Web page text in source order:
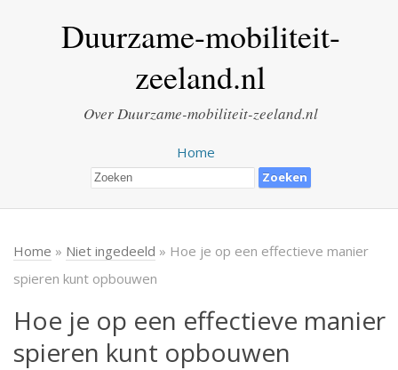
Duurzame-mobiliteit-
zeeland.nl
Over Duurzame-mobiliteit-zeeland.nl
Home
Home » Niet ingedeeld » Hoe je op een effectieve manier
spieren kunt opbouwen
Hoe je op een effectieve manier
spieren kunt opbouwen